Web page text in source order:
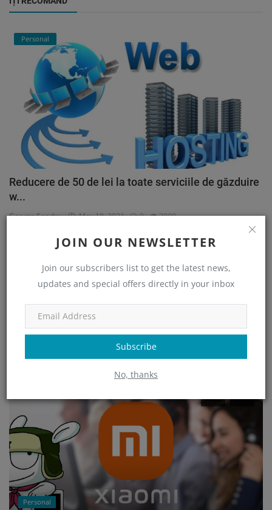
JOIN OUR NEWSLETTER
Join our subscribers list to get the latest news,
updates and special offers directly in your inbox
Subscribe
No, thanks
Personal
Reducere de 50 de lei la toate serviciile de găzduire
w...
George Sandru May 18, 2021 0 2009
CATEGORII
Personal (41)
Personal